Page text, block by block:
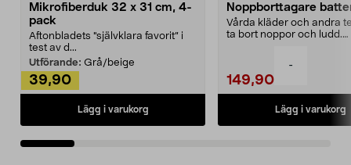
-
Mikrofiberduk 32 x 31 cm, 4-
pack
Aftonbladets "självklara favorit” i
test av d...
Utförande: Grå/beige
39,90
Lägg i varukorg
Noppborttagare
Vårda kläder och andra
ta bort noppor och ludd.
149,90
Lägg i varukorg